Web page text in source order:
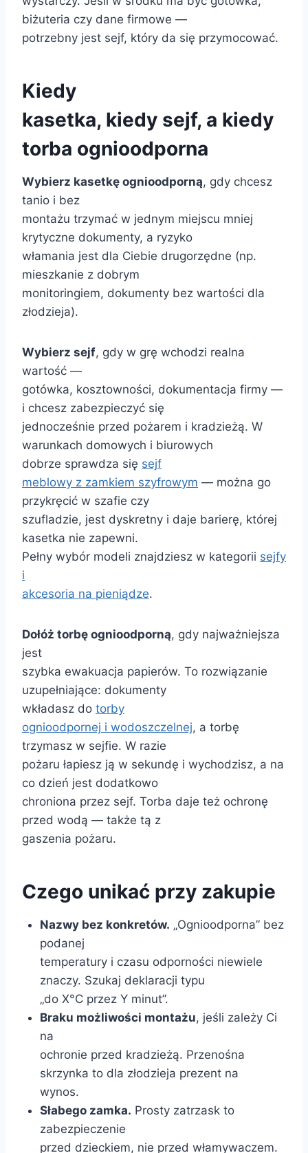
biżuteria czy dane firmowe —
potrzebny jest sejf, który da się przymocować.
Kiedy
kasetka, kiedy sejf, a kiedy
torba ognioodporna
Wybierz kasetkę ognioodporną, gdy chcesz
tanio i bez
montażu trzymać w jednym miejscu mniej
krytyczne dokumenty, a ryzyko
włamania jest dla Ciebie drugorzędne (np.
mieszkanie z dobrym
monitoringiem, dokumenty bez wartości dla
złodzieja).
Wybierz sejf, gdy w grę wchodzi realna
wartość —
gotówka, kosztowności, dokumentacja firmy —
i chcesz zabezpieczyć się
jednocześnie przed pożarem i kradzieżą. W
warunkach domowych i biurowych
dobrze sprawdza się sejf
meblowy z zamkiem szyfrowym — można go
przykręcić w szafie czy
szufladzie, jest dyskretny i daje barierę, której
kasetka nie zapewni.
Pełny wybór modeli znajdziesz w kategorii sejfy
i
akcesoria na pieniądze.
Dołóż torbę ognioodporną, gdy najważniejsza
jest
szybka ewakuacja papierów. To rozwiązanie
uzupełniające: dokumenty
wkładasz do torby
ognioodpornej i wodoszczelnej, a torbę
trzymasz w sejfie. W razie
pożaru łapiesz ją w sekundę i wychodzisz, a na
co dzień jest dodatkowo
chroniona przez sejf. Torba daje też ochronę
przed wodą — także tą z
gaszenia pożaru.
Czego unikać przy zakupie
Nazwy bez konkretów. „Ognioodporna” bez
podanej
temperatury i czasu odporności niewiele
znaczy. Szukaj deklaracji typu
„do X°C przez Y minut”.
Braku możliwości montażu, jeśli zależy Ci
na
ochronie przed kradzieżą. Przenośna
skrzynka to dla złodzieja prezent na
wynos.
Słabego zamka. Prosty zatrzask to
zabezpieczenie
przed dzieckiem, nie przed włamywaczem.